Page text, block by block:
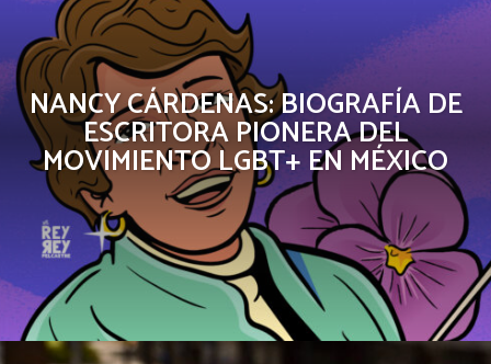
NANCY CÁRDENAS: BIOGRAFÍA DE
ESCRITORA PIONERA DEL
MOVIMIENTO LGBT+ EN MÉXICO